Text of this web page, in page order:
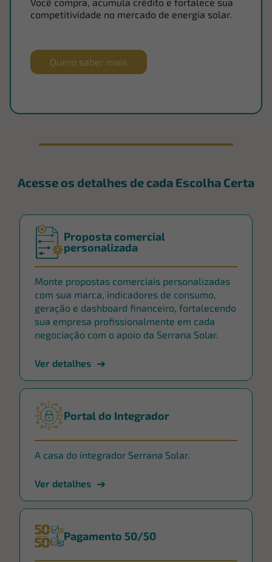
competitividade no mercado de energia solar.
Quero saber mais
Acesse os detalhes de cada Escolha Certa
Proposta comercial
personalizada
Monte propostas comerciais personalizadas
com sua marca, indicadores de consumo,
geração e dashboard financeiro, fortalecendo
sua empresa profissionalmente em cada
negociação com o apoio da Serrana Solar.
Ver detalhes
Portal do Integrador
A casa do integrador Serrana Solar.
Ver detalhes
Pagamento 50/50